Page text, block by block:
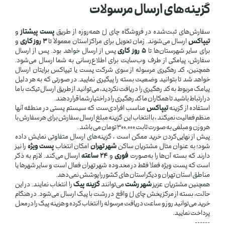
گزینه‌های ارسال مرسولات
سفارش‌های ثبت‌شده در فروشگاه چای لُ همه‌روزه از طریقپست پیشتازو
تیپاکسارسال می‌شوند. زمان تحویل برای مراکز استان معمولاً تا۳ روز کاری
و
برای سایر شهرستان‌ها تا۵ روز کاری
پس از ارسال خواهد بود. پس از ارسال
سفارش، پیامکی از طرف وب‌سایت برای اطلاع‌رسانی به شما ارسال می‌شود.
همچنین، کد رهگیری مرسوله از سوی شرکت پست یا تیپاکس برایتان ارسال
خواهد شد تا بتوانید وضعیت بسته را پیگیری نمایید. در صورتی که به هر دلیل
پیامک مربوط به کد رهگیری را دریافت نکردید، می‌توانید از طریق ارسال تیکت با ما
در ارتباط باشید تا همکاران ما کد رهگیری را در اختیار شما قرار دهند.
استفاده از گزینهتیپاکسمناسب افرادی‌ست که سیستم پستی در منطقه آنها
منظم فعالیت نمیکند ، با انتخاب این گزینه مبلغ ارسال سفارش برای هر سفارش با
هر وزن و مبلغی به صورت ثابت 300.000 تومان می باشد .
پیش از نهایی‌کردن خرید ممکن است ، گزینه‌های ارسال متفاوتی نمایش داده
شود؛ به عنوان مثال مشتریان ساکنشهر تهرانامکان انتخابپست ویژهرا نیز
دارند که بسته آن‌ها را به‌صورتفوریو ۲۴ ساعته
ارسال می‌کند. لازم به ذکر
است که پست ویژه فعلاً فقط در محدوده شهر تهران فعال است و سایر شهرها یا
مناطق استان تهران و دیگر استان های کشور را پوشش نمی‌دهد.
همچنین مشتریان عزیزشهر رشتمی‌توانندگزینه پیکرا انتخاب نمایند. در این
حالت، بسته از مرکز پخش چای لُ واقع در رشت با پیک ارسال می‌شود. در هنگام
خرید می‌توانید روز و ساعت دریافت مرسوله را انتخاب کرده و هزینه پیک را در محل
پرداخت نمایید.
------